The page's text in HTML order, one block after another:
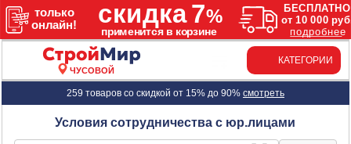
ЧУСОВОЙ
КАТЕГОРИИ
259 товаров со скидкой от 15% до 90% смотреть
Условия сотрудничества c юр.лицами